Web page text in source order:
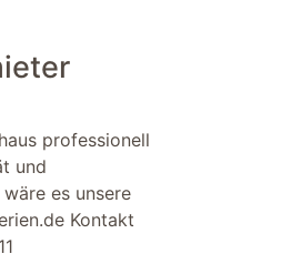
professionell
und
es unsere
Kontakt